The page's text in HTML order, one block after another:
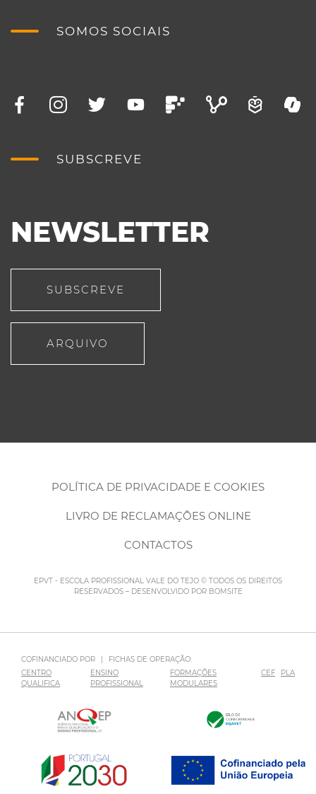
SOMOS SOCIAIS
SUBSCREVE
NEWSLETTER
SUBSCREVE
ARQUIVO
POLÍTICA DE PRIVACIDADE E COOKIES
LIVRO DE RECLAMAÇÕES ONLINE
CONTACTOS
EPVT - ESCOLA PROFISSIONAL VALE DO TEJO © TODOS OS DIREITOS
RESERVADOS – DESENVOLVIDO POR BOMSITE
COFINANCIADO POR |
FICHAS DE OPERAÇÃO:
CENTRO
QUALIFICA
ENSINO
PROFISSIONAL
FORMAÇÕES
MODULARES
CEF PLA